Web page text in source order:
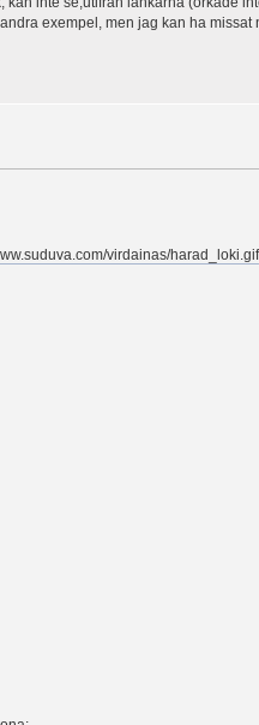
exempel, men jag kan ha missat
virdainas/harad_loki.gif